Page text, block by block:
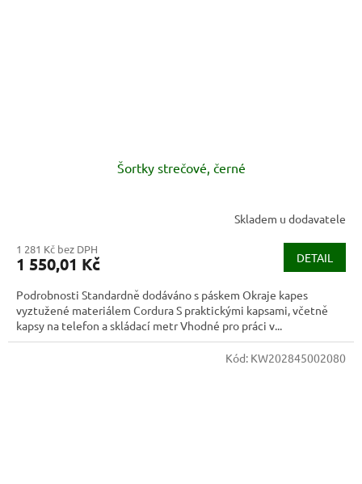
Šortky strečové, černé
Skladem u dodavatele
1 281 Kč bez DPH
1 550,01 Kč DETAIL
Podrobnosti Standardně dodáváno s páskem Okraje kapes
vyztužené materiálem Cordura S praktickými kapsami, včetně
kapsy na telefon a skládací metr Vhodné pro práci v...
Kód: KW202845002080